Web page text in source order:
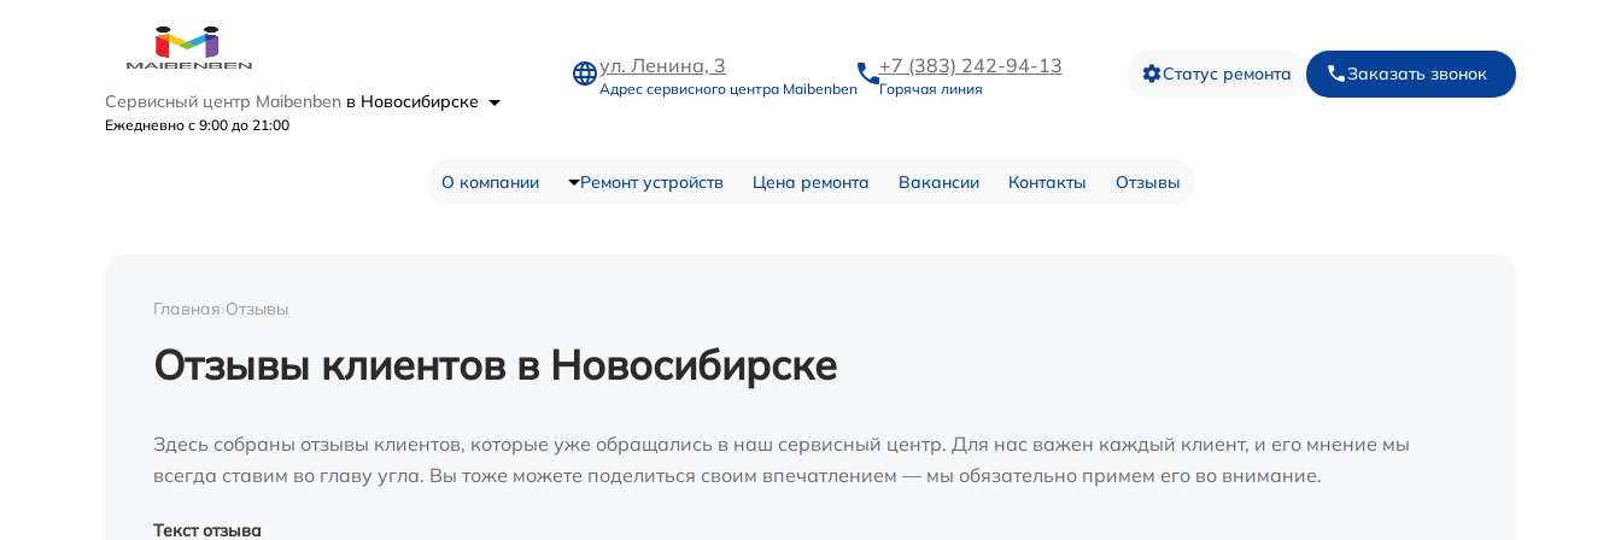
Сервисный центр Maibenben в Новосибирске
Ежедневно с 9:00 до 21:00
ул. Ленина, 3
Адрес сервисного центра Maibenben
+7 (383) 242-94-13
Горячая линия
Статус ремонта Заказать звонок
О компании Ремонт устройств Цена ремонта Вакансии Контакты Отзывы
Главная›Отзывы
Отзывы клиентов в Новосибирске
Здесь собраны отзывы клиентов, которые уже обращались в наш сервисный центр. Для нас важен каждый клиент, и его мнение мы
всегда ставим во главу угла. Вы тоже можете поделиться своим впечатлением — мы обязательно примем его во внимание.
Текст отзыва